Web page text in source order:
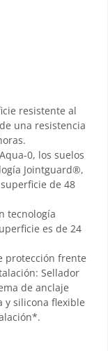
resistente al
una resistencia
0, los suelos
Jointguard®,
de 48
tecnología
es de 24
protección frente
Sellador
de anclaje
y silicona flexible